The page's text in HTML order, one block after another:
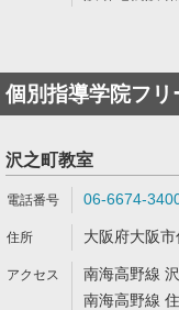
個別指導学院フリ
沢之町教室
06-6674-
大阪府大阪
南海高野線
南海高野線